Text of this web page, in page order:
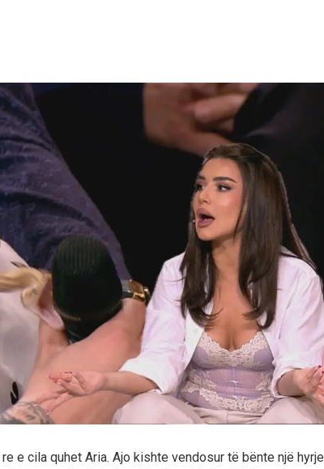
e cila quhet Aria. Ajo kishte vendosur të bënte një hyrje